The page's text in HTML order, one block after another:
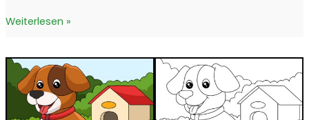
Ausmalbilder
für
die
ganze
Familie
Weiterlesen »